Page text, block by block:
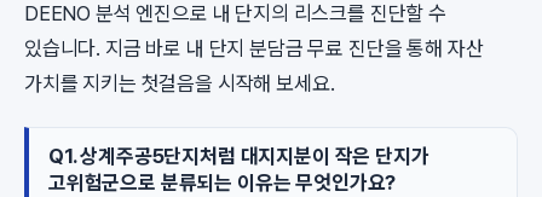
DEENO 분석 엔진으로 내 단지의 리스크를 진단할 수
있습니다. 지금 바로 내 단지 분담금 무료 진단을 통해 자산
가치를 지키는 첫걸음을 시작해 보세요.
Q1. 상계주공5단지처럼 대지지분이 작은 단지가
고위험군으로 분류되는 이유는 무엇인가요?